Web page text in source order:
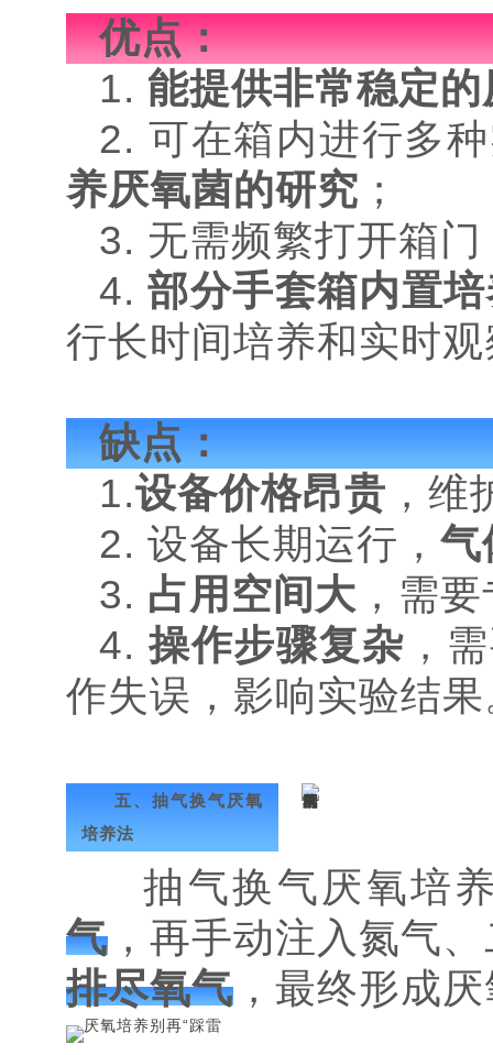
优点：
1. 能提供非常稳定
2. 可在箱内进行多
养厌氧菌的研究 ；
3. 无需频繁打开箱
4.部分手套箱内置
行长时间培养和实时
缺点：
1.设备价格昂贵 ，
2. 设备长期运行， 气
3. 占用空间大 ，需
4.操作步骤复杂 ，
作失误，影响实验结
五、抽气换气厌氧
培养法
抽气换气厌氧培
气 ，再手动注入氮气
排尽氧气 ，最终形成